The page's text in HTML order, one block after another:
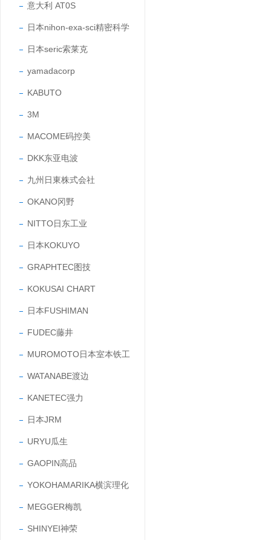
意大利 AT0S
日本nihon-exa-sci精密科学
日本seric索莱克
yamadacorp
KABUTO
3M
MACOME码控美
DKK东亚电波
九州日東株式会社
OKANO冈野
NITTO日东工业
日本KOKUYO
GRAPHTEC图技
KOKUSAI CHART
日本FUSHIMAN
FUDEC藤井
MUROMOTO日本室本铁工
WATANABE渡边
KANETEC强力
日本JRM
URYU瓜生
GAOPIN高品
YOKOHAMARIKA横滨理化
MEGGER梅凯
SHINYEI神荣